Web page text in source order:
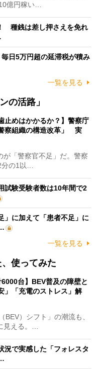
億円稼い…
種銭は差し押さえを免れ
日5万円超の延滞税が積み
一覧を見る
の活路」
止めはかかるか？】警察庁
察組織の構造改革」 実
「警察官不足」だ。警察
分の1以…
試験受験者数は10年間で2
」に加えて「患者不足」に
一覧を見る
使ってみた
6000台】BEV普及の障壁と
」「充電のストレス」解
）シフト」の潮流も、
見える。…
況で実感した「フォレスタ